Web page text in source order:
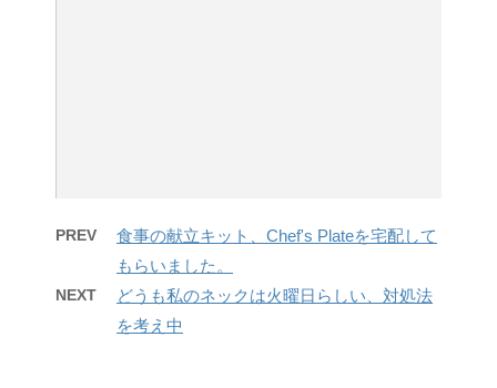
PREV
食事の献立キット、Chef's Plateを宅配して
もらいました。
NEXT
どうも私のネックは火曜日らしい、対処法
を考え中